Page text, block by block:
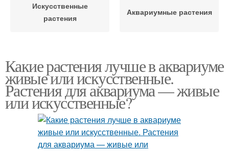
Искусственные
растения
Аквариумные растения
Какие растения лучше в аквариуме
живые или искусственные.
Растения для аквариума — живые
или искусственные?